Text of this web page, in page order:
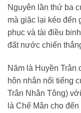
Nguyên lần thứ ba
mà giặc lại kéo đến
phục và tài điều
đất nước chiến
Năm là Huyền Trân
hôn nhân nổi tiếng
Trân Nhân Tông)
là Chế Mân cho